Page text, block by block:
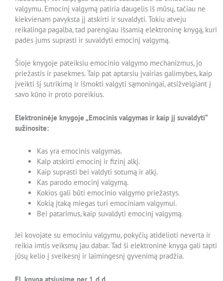
valgymu. Emocinį valgymą patiria daugelis iš mūsų, tačiau ne
kiekvienam pavyksta jį atskirti ir suvaldyti. Tokiu atveju
reikalinga pagalba, tad parengiau išsamią elektroninę knygą, kuri
padės jums suprasti ir suvaldyti emocinį valgymą.
Šioje knygoje pateiksiu emocinio valgymo mechanizmus, jo
priežastis ir pasekmes. Taip pat aptarsiu įvairias galimybes, kaip
įveikti šį sutrikimą ir išmokti valgyti sąmoningai, atsižvelgiant į
savo kūno ir proto poreikius.
Elektroninėje knygoje „Emocinis valgymas ir kaip jį suvaldyti“
sužinosite:
Kas yra emocinis valgymas.
Kaip atskirti emocinį ir fizinį alkį.
Kaip suprasti bei valdyti sotumą ir alkį.
Kas parodo emocinį valgymą.
Kokios gali būti emocinio valgymo priežastys.
Kokią įtaką miegas turi emociniam valgymui.
Bei patarimus, kaip suvaldyti emocinį valgymą.
Jei kovojate su emociniu valgymu, pokyčių atidėlioti neverta ir
reikia imtis veiksmų jau dabar. Tad ši elektroninė knyga gali tapti
jūsų kelio į sveikesnį ir laimingesnį gyvenimą pradžia.